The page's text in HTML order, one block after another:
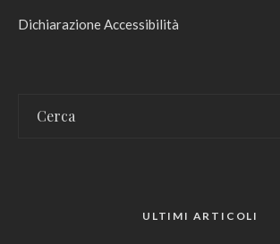
Dichiarazione Accessibilità
ULTIMI ARTICOLI